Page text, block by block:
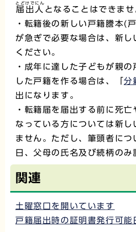
届出人
とどけでにん
となることはできませ
・転籍後の新しい戸籍謄本(
が急ぎで必要な場合は、新し
ください。
・成年に達した子どもが親
した戸籍を作る場合は、「分
出になります。
・転籍届を届出する前に死
なっている方については新し
ません。ただし、筆頭者につ
日、父母の氏名及び続柄のみ
関連
土曜窓口を開いています
戸籍届出時の証明書発行可能